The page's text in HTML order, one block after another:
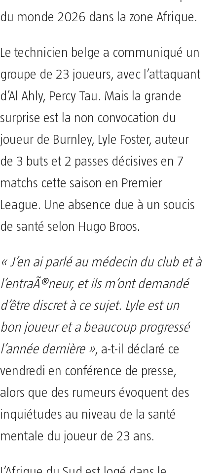
du monde 2026 dans la zone Afrique.
Le technicien belge a communiqué un
groupe de 23 joueurs, avec l’attaquant
d’Al Ahly, Percy Tau. Mais la grande
surprise est la non convocation du
joueur de Burnley, Lyle Foster, auteur
de 3 buts et 2 passes décisives en 7
matchs cette saison en Premier
League. Une absence due à un soucis
de santé selon Hugo Broos.
« J’en ai parlé au médecin du club et à
l’entraÃ®neur, et ils m’ont demandé
d’être discret à ce sujet. Lyle est un
bon joueur et a beaucoup progressé
l’année dernière », a-t-il déclaré ce
vendredi en conférence de presse,
alors que des rumeurs évoquent des
inquiétudes au niveau de la santé
mentale du joueur de 23 ans.